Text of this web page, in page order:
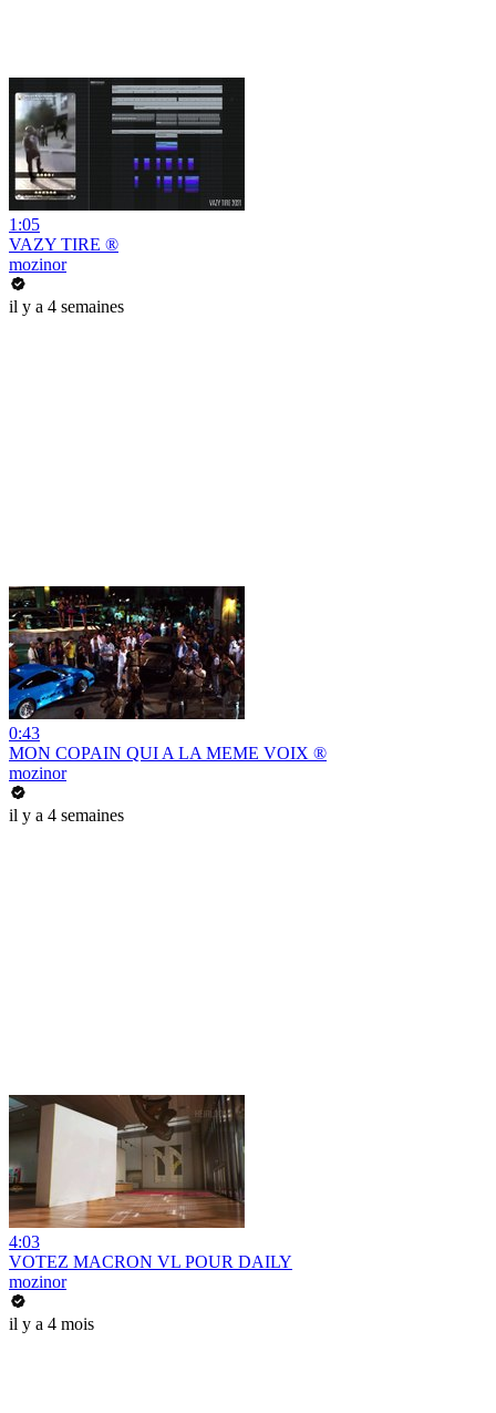
1:05
VAZY TIRE ®
mozinor
il y a 4 semaines
0:43
MON COPAIN QUI A LA MEME VOIX ®
mozinor
il y a 4 semaines
4:03
VOTEZ MACRON VL POUR DAILY
mozinor
il y a 4 mois